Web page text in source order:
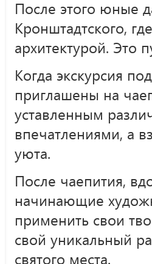
После этого юные
Кронштадтского,
архитектурой. Это
Когда экскурсия
приглашены на
уставленным
впечатлениями, а
уюта.
После чаепития,
начинающие
применить свои
свой уникальный
святого места.